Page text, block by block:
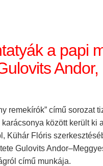
a papi
remekírók” című sorozat
karácsonya között került ki
Kühár Flóris
Gulovits
című munkája.